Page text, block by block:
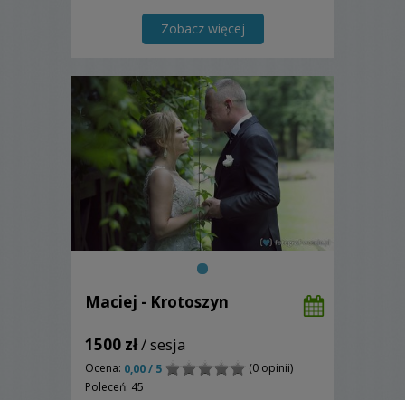
weselnej pokazuję również Wasze
szczęście, miłość, radość...
Zobacz więcej
Maciej - Krotoszyn
1500 zł/ sesja
Ocena: 0,00 / 5
(0 opinii)
Poleceń: 45